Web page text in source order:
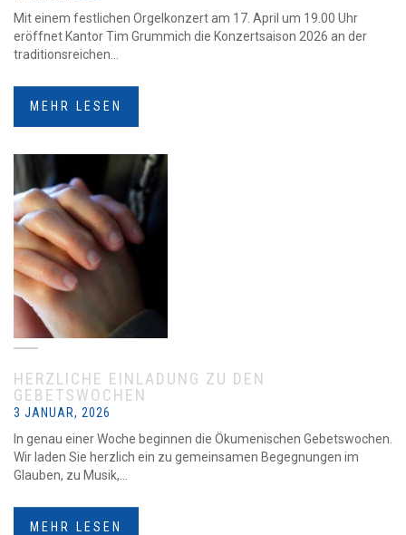
Mit einem festlichen Orgelkonzert am 17. April um 19.00 Uhr
eröffnet Kantor Tim Grummich die Konzertsaison 2026 an der
traditionsreichen...
MEHR LESEN
HERZLICHE EINLADUNG ZU DEN
GEBETSWOCHEN
3 JANUAR, 2026
In genau einer Woche beginnen die Ökumenischen Gebetswochen.
Wir laden Sie herzlich ein zu gemeinsamen Begegnungen im
Glauben, zu Musik,...
MEHR LESEN